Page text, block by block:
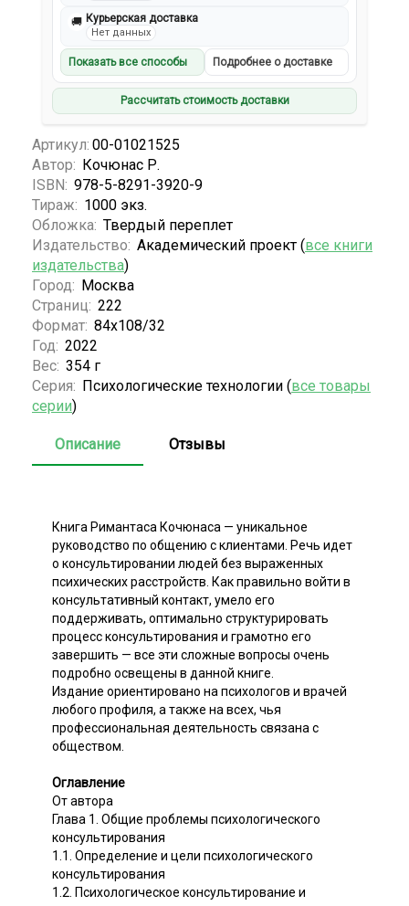
🚚 Курьерская доставка
Нет данных
Показать все способы Подробнее о доставке
Рассчитать стоимость доставки
Артикул: 00-01021525
Автор: Кочюнас Р.
ISBN: 978-5-8291-3920-9
Тираж: 1000 экз.
Обложка: Твердый переплет
Издательство: Академический проект (все книги
издательства)
Город: Москва
Страниц: 222
Формат: 84х108/32
Год: 2022
Вес: 354 г
Серия: Психологические технологии (все товары
серии)
Описание Отзывы
Книга Римантаса Кочюнаса — уникальное
руководство по общению с клиентами. Речь идет
о консультировании людей без выраженных
психических расстройств. Как правильно войти в
консультативный контакт, умело его
поддерживать, оптимально структурировать
процесс консультирования и грамотно его
завершить — все эти сложные вопросы очень
подробно освещены в данной книге.
Издание ориентировано на психологов и врачей
любого профиля, а также на всех, чья
профессиональная деятельность связана с
обществом.
Оглавление
От автора
Глава 1. Общие проблемы психологического
консультирования
1.1. Определение и цели психологического
консультирования
1.2. Психологическое консультирование и